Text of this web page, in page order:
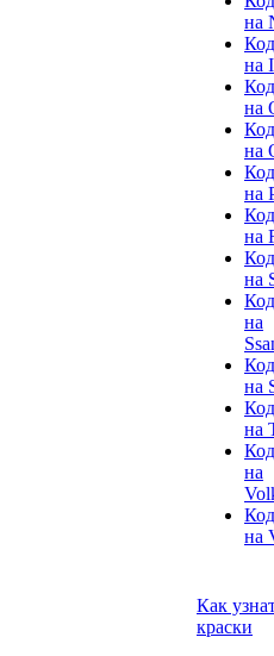
на
на
на
на
на
на
на
на
на
на
на
на
Как
краски